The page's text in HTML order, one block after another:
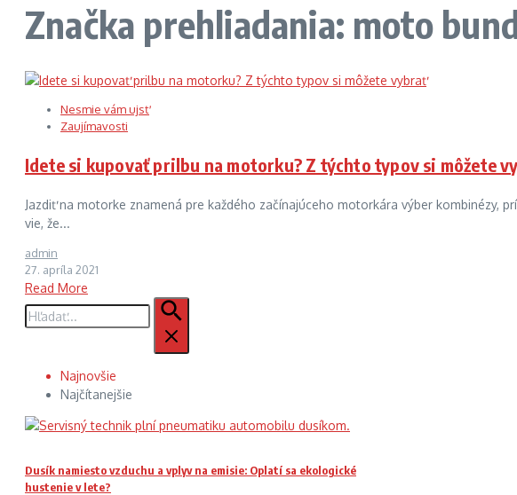
Značka prehliadania: moto
Nesmie vám ujsť
Zaujímavosti
Idete si kupovať prilbu na motorku? Z týchto typov si môžete
Jazdiť na motorke znamená pre každého začínajúceho motorkára výber kombinézy,
vie, že...
admin
27. apríla 2021
Read More
Hľadať:
Najnovšie
Najčítanejšie
Dusík namiesto vzduchu a vplyv na emisie: Oplatí sa ekologické
hustenie v lete?